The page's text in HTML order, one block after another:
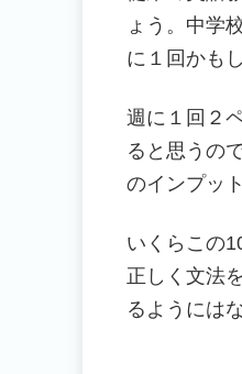
ょう。中学
に１回かも
週に１回２
ると思うの
のインプッ
いくらこの
正しく文法
るようには